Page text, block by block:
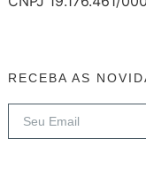
RECEBA AS